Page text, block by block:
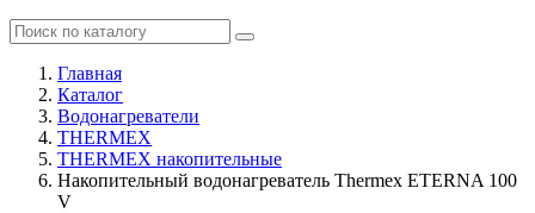
Главная
Каталог
Водонагреватели
THERMEX
THERMEX накопительные
Накопительный водонагреватель Thermex ETERNA 100
V